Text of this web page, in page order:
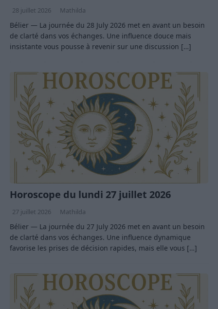
28 juillet 2026 Mathilda
Bélier — La journée du 28 July 2026 met en avant un besoin
de clarté dans vos échanges. Une influence douce mais
insistante vous pousse à revenir sur une discussion […]
Horoscope du lundi 27 juillet 2026
27 juillet 2026 Mathilda
Bélier — La journée du 27 July 2026 met en avant un besoin
de clarté dans vos échanges. Une influence dynamique
favorise les prises de décision rapides, mais elle vous […]